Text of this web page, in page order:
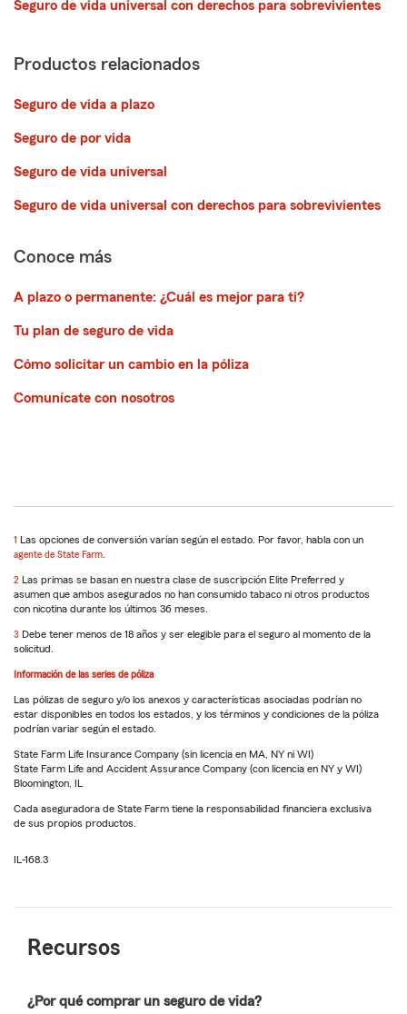
Seguro de vida universal con derechos para sobrevivientes
Productos relacionados
Seguro de vida a plazo
Seguro de por vida
Seguro de vida universal
Seguro de vida universal con derechos para sobrevivientes
Conoce más
A plazo o permanente: ¿Cuál es mejor para ti?
Tu plan de seguro de vida
Cómo solicitar un cambio en la póliza
Comunícate con nosotros
Regresa
a
referencia
1 Las opciones de conversión varían según el estado. Por favor, habla con un
agente de State Farm
Regresar
a
la
2 Las primas se basan en nuestra clase de suscripción Elite Preferred y
asumen que ambos asegurados no han consumido tabaco ni otros productos
con nicotina durante los últimos 36 meses.
Regresar
a
referencia
3 Debe tener menos de 18 años y ser elegible para el seguro al momento de la
solicitud.
Información de las series de póliza
Las pólizas de seguro y/o los anexos y características asociadas podrían no
estar disponibles en todos los estados, y los términos y condiciones de la póliza
podrían variar según el estado.
State Farm Life Insurance Company (sin licencia en MA, NY ni WI)
State Farm Life and Accident Assurance Company (con licencia en NY y WI)
Bloomington, IL
Cada aseguradora de State Farm tiene la responsabilidad financiera exclusiva
de sus propios productos.
IL-168.3
Recursos
¿Por qué comprar un seguro de vida?